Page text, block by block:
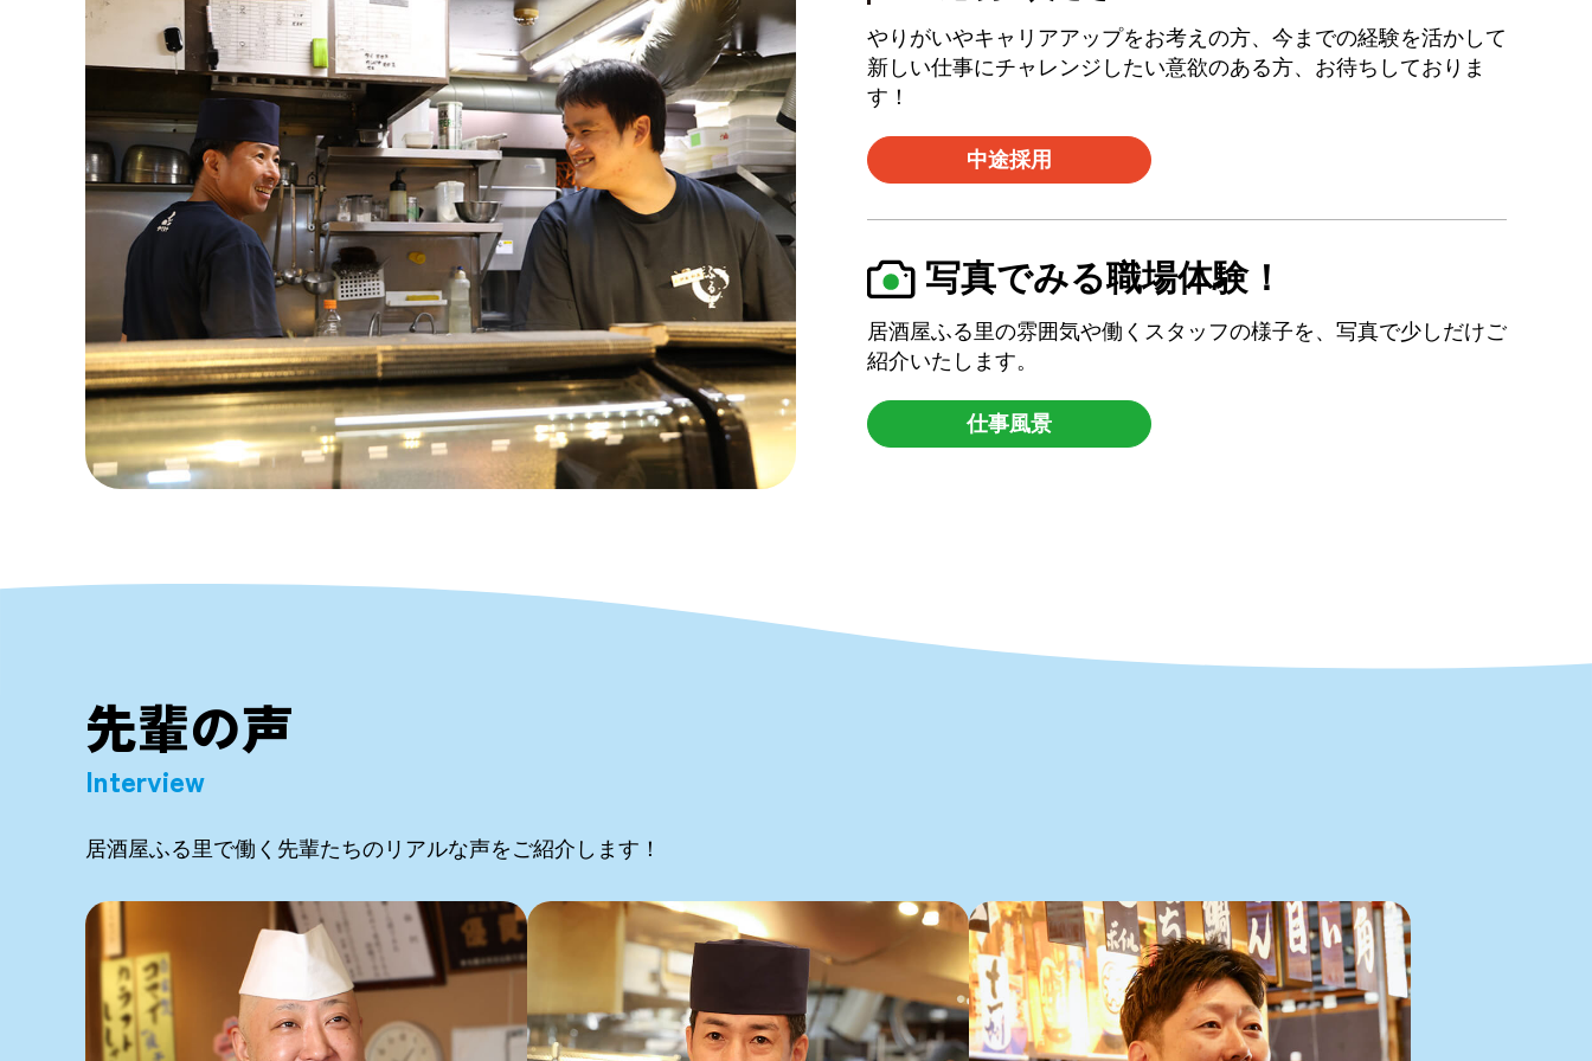
やりがいやキャリアアップをお考えの方、今までの経験を活かして
新しい仕事にチャレンジしたい意欲のある方、お待ちしておりま
す！
中途採用
写真でみる職場体験！
居酒屋ふる里の雰囲気や働くスタッフの様子を、写真で少しだけご
紹介いたします。
仕事風景
先輩の声
Interview
居酒屋ふる里で働く先輩たちのリアルな声をご紹介します！